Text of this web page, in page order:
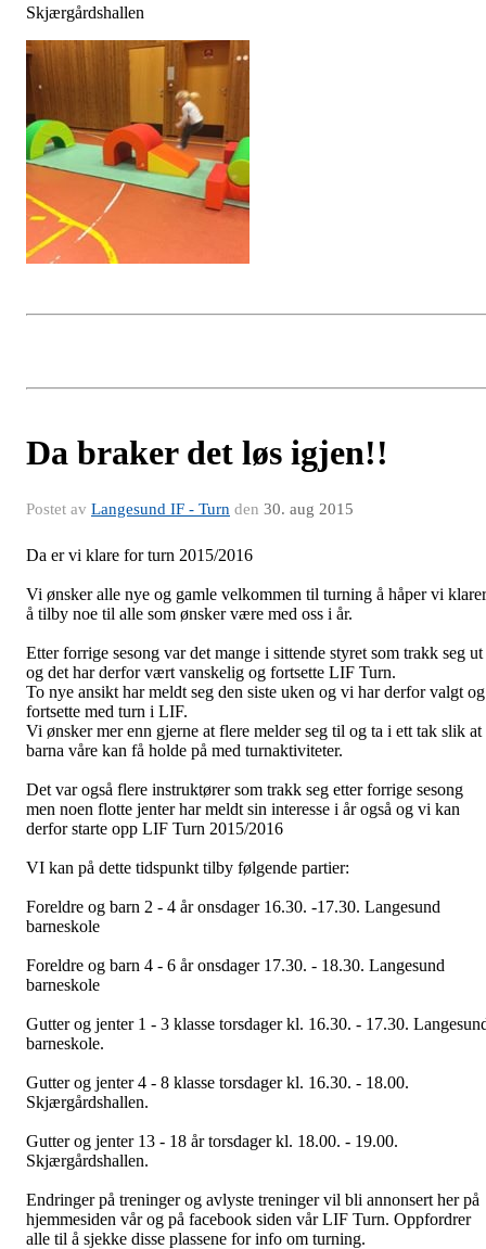
Skjærgårdshallen
Da braker det løs igjen!!
Postet av Langesund IF - Turn den 30. aug 2015
Da er vi klare for turn 2015/2016
Vi ønsker alle nye og gamle velkommen til turning å håper vi klarer
å tilby noe til alle som ønsker være med oss i år.
Etter forrige sesong var det mange i sittende styret som trakk seg ut
og det har derfor vært vanskelig og fortsette LIF Turn.
To nye ansikt har meldt seg den siste uken og vi har derfor valgt og
fortsette med turn i LIF.
Vi ønsker mer enn gjerne at flere melder seg til og ta i ett tak slik at
barna våre kan få holde på med turnaktiviteter.
Det var også flere instruktører som trakk seg etter forrige sesong
men noen flotte jenter har meldt sin interesse i år også og vi kan
derfor starte opp LIF Turn 2015/2016
VI kan på dette tidspunkt tilby følgende partier:
Foreldre og barn 2 - 4 år onsdager 16.30. -17.30. Langesund
barneskole
Foreldre og barn 4 - 6 år onsdager 17.30. - 18.30. Langesund
barneskole
Gutter og jenter 1 - 3 klasse torsdager kl. 16.30. - 17.30.
barneskole.
Gutter og jenter 4 - 8 klasse torsdager kl. 16.30. - 18.00.
Skjærgårdshallen.
Gutter og jenter 13 - 18 år torsdager kl. 18.00. - 19.00.
Skjærgårdshallen.
Endringer på treninger og avlyste treninger vil bli annonsert her på
hjemmesiden vår og på facebook siden vår LIF Turn. Oppfordrer
alle til å sjekke disse plassene for info om turning.